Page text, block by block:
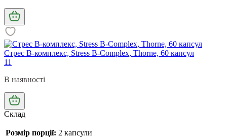
Стрес В-комплекс, Stress B-Complex, Thorne, 60 капсул
11
В наявності
Склад
Розмір порції: 2 капсули